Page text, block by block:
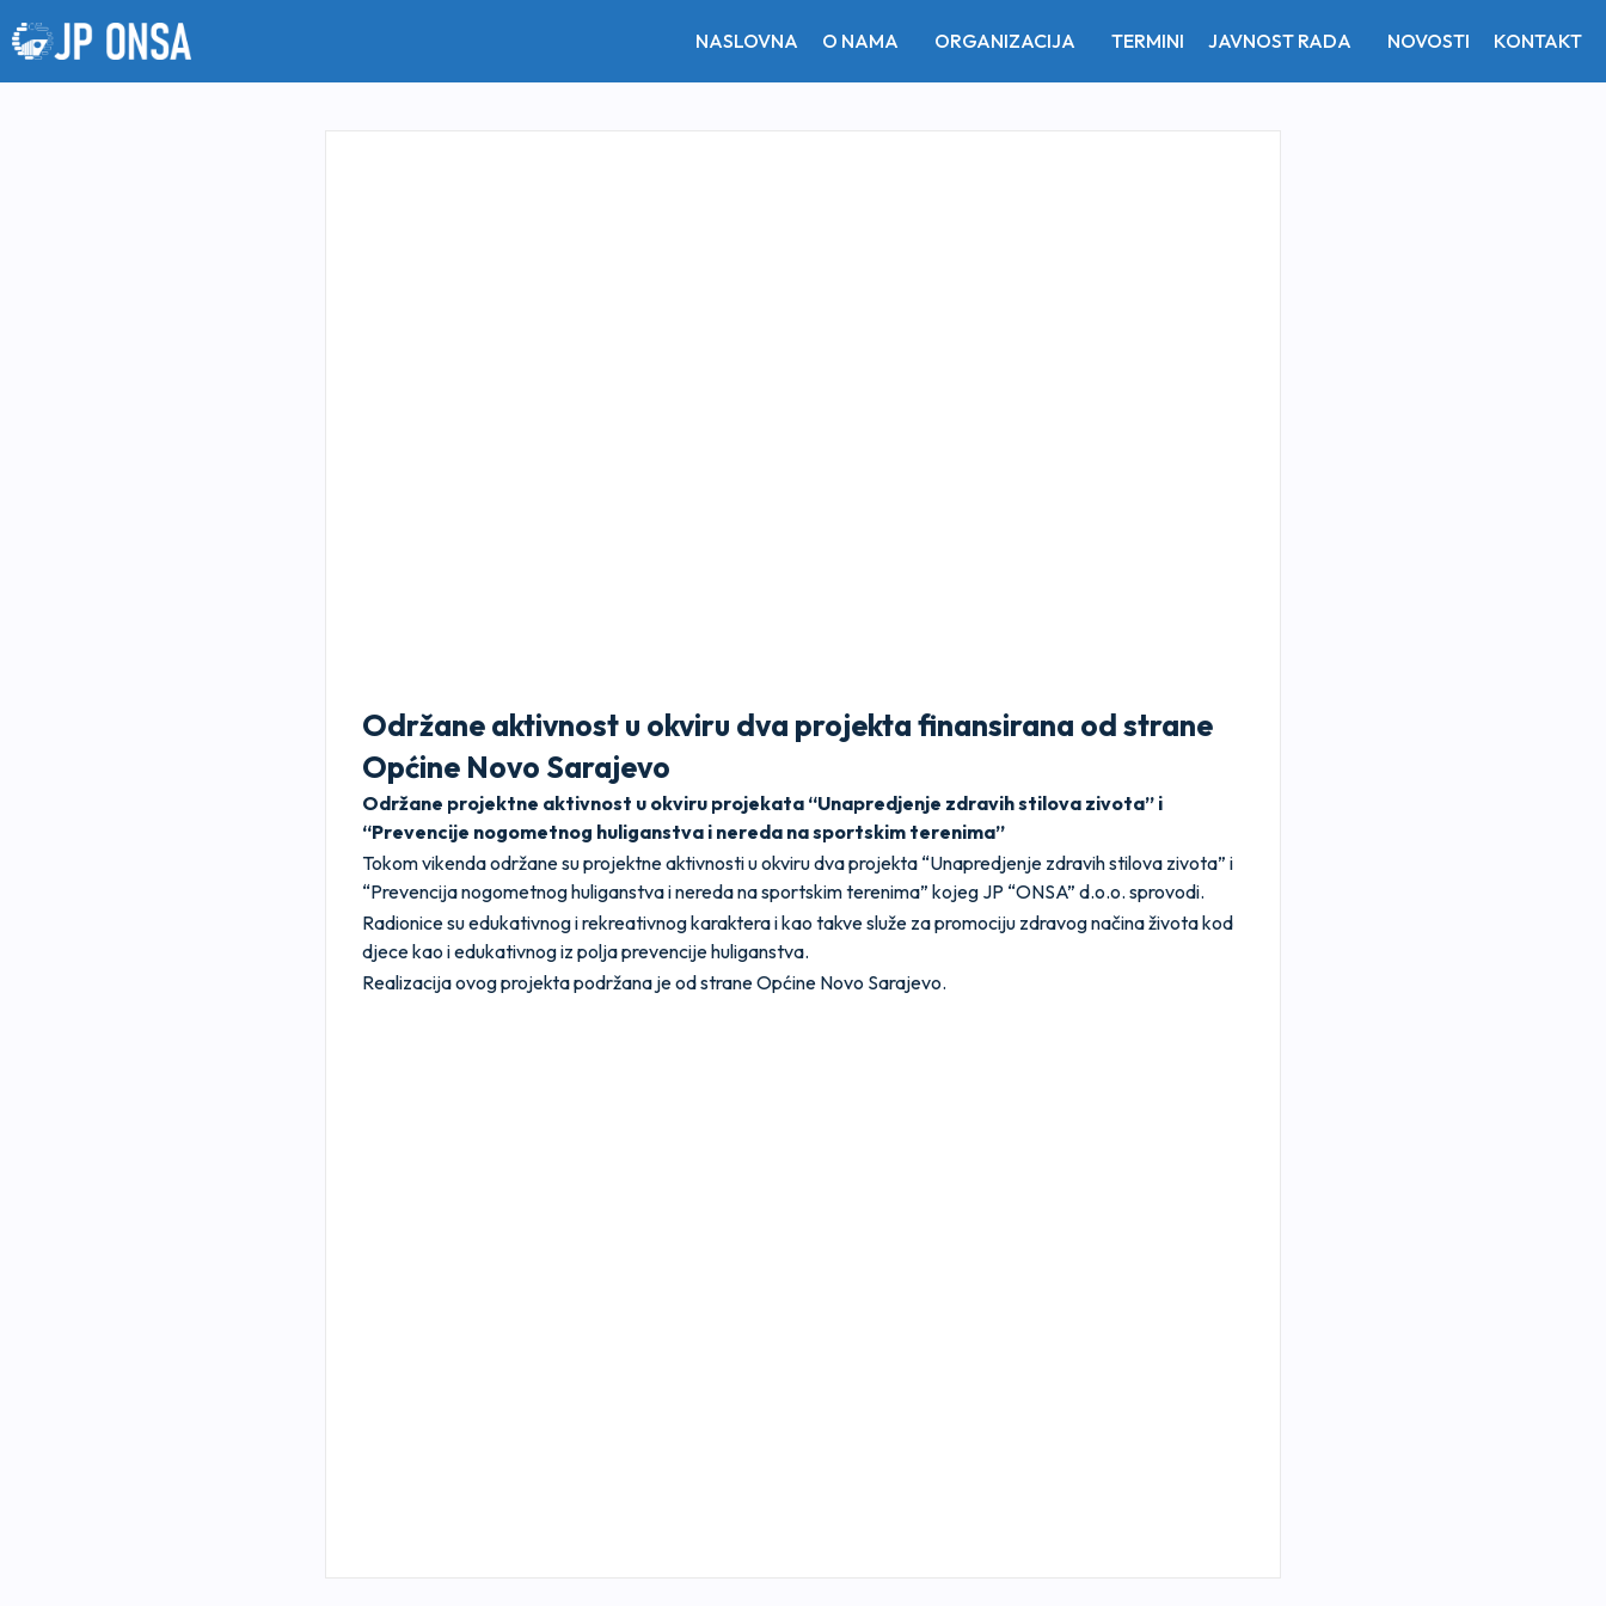
NASLOVNA O NAMA ORGANIZACIJA TERMINI JAVNOST RADA NOVOSTI KONTAKT
Održane aktivnost u okviru dva projekta finansirana od strane
Općine Novo Sarajevo
Održane projektne aktivnost u okviru projekata “Unapredjenje zdravih stilova zivota” i
“Prevencije nogometnog huliganstva i nereda na sportskim terenima”
Tokom vikenda održane su projektne aktivnosti u okviru dva projekta “Unapredjenje zdravih stilova zivota” i
“Prevencija nogometnog huliganstva i nereda na sportskim terenima” kojeg JP “ONSA” d.o.o. sprovodi.
Radionice su edukativnog i rekreativnog karaktera i kao takve služe za promociju zdravog načina života kod
djece kao i edukativnog iz polja prevencije huliganstva.
Realizacija ovog projekta podržana je od strane Općine Novo Sarajevo.